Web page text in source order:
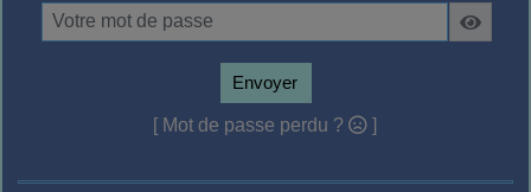
Envoyer
[ Mot de passe perdu ? ]